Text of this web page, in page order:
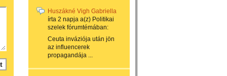
Huszákné Vigh Gabriella
írta 2 napja a(z) Politikai
szelek fórumtémában:
Ceuta inváziója után jön
az influencerek
propagandája ...